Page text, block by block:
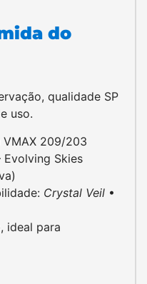
do
qualidade SP
uso.
209/203
Skies
Crystal Veil •
ideal para